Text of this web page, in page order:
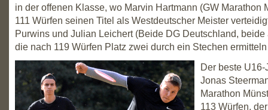
in der offenen Klasse, wo Marvin Hartmann (GW Marathon
111 Würfen seinen Titel als Westdeutscher Meister
Purwins und Julian Leichert (Beide DG Deutschland, beide
die nach 119 Würfen Platz zwei durch ein Stechen
Der beste
Jonas
Marathon
113 Würfen,